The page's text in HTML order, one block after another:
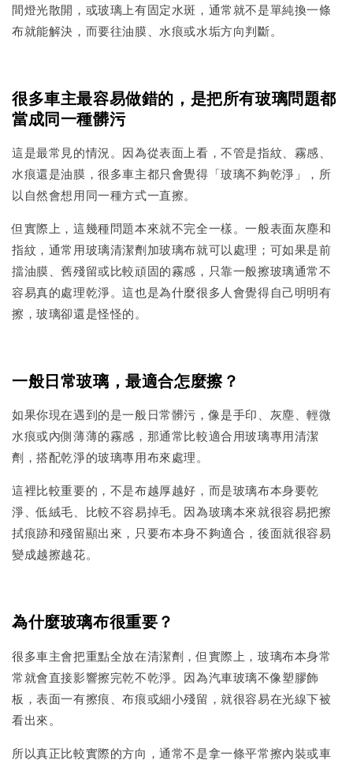
間燈光散開，或玻璃上有固定水斑，通常就不是單純換一條
布就能解決，而要往油膜、水痕或水垢方向判斷。
很多車主最容易做錯的，是把所有玻璃問題都
當成同一種髒污
這是最常見的情況。因為從表面上看，不管是指紋、霧感、
水痕還是油膜，很多車主都只會覺得「玻璃不夠乾淨」，所
以自然會想用同一種方式一直擦。
但實際上，這幾種問題本來就不完全一樣。一般表面灰塵和
指紋，通常用玻璃清潔劑加玻璃布就可以處理；可如果是前
擋油膜、舊殘留或比較頑固的霧感，只靠一般擦玻璃通常不
容易真的處理乾淨。這也是為什麼很多人會覺得自己明明有
擦，玻璃卻還是怪怪的。
一般日常玻璃，最適合怎麼擦？
如果你現在遇到的是一般日常髒污，像是手印、灰塵、輕微
水痕或內側薄薄的霧感，那通常比較適合用玻璃專用清潔
劑，搭配乾淨的玻璃專用布來處理。
這裡比較重要的，不是布越厚越好，而是玻璃布本身要乾
淨、低絨毛、比較不容易掉毛。因為玻璃本來就很容易把擦
拭痕跡和殘留顯出來，只要布本身不夠適合，後面就很容易
變成越擦越花。
為什麼玻璃布很重要？
很多車主會把重點全放在清潔劑，但實際上，玻璃布本身常
常就會直接影響擦完乾不乾淨。因為汽車玻璃不像塑膠飾
板，表面一有擦痕、布痕或細小殘留，就很容易在光線下被
看出來。
所以真正比較實際的方向，通常不是拿一條平常擦內裝或車